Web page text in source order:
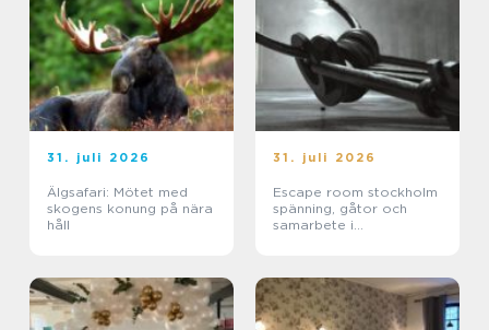
31. juli 2026
Älgsafari: Mötet med
skogens konung på nära
håll
31. juli 2026
Escape room stockholm
spänning, gåtor och
samarbete i